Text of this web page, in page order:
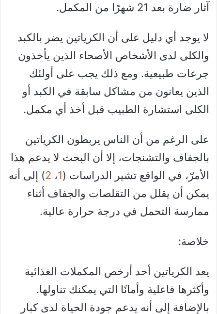
آثار ضارة بعد 21 شهرًا من المكمل.
لا يوجد أي دليل على أن الكرياتين يضر بالكبد
والكلى لدى الأشخاص الأصحاء الذين يأخذون
جرعات طبيعية. ومع ذلك يجب على أولئك
الذين يعانون من مشاكل سابقة في الكبد أو
الكلى استشارة الطبيب قبل أخذ أي مكمل.
على الرغم من أن الناس يربطون الكرياتين
بالجفاف والتشنجات، إلا أن البحث لا يدعم هذا
الأمرّ، في الواقع تشير الدراسات (1، 2) إلى أنه
يمكن أن يقلل من التقلصات والجفاف أثناء
ممارسة التحمل في درجة حرارة عالية.
خلاصة:
يعد الكرياتين أحد أرخص المكملات الغذائية
وأكثرها فاعلية وأمانًا التي يمكنك تناولها.
بالإضافة إلى أنه يدعم جودة الحياة لدى كبار